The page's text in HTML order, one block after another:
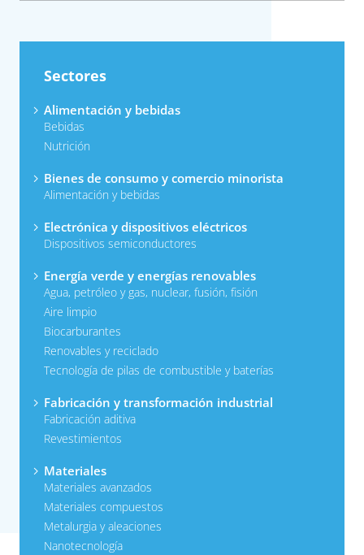
Sectores
Alimentación y bebidas
Bebidas
Nutrición
Bienes de consumo y comercio minorista
Alimentación y bebidas
Electrónica y dispositivos eléctricos
Dispositivos semiconductores
Energía verde y energías renovables
Agua, petróleo y gas, nuclear, fusión, fisión
Aire limpio
Biocarburantes
Renovables y reciclado
Tecnología de pilas de combustible y baterías
Fabricación y transformación industrial
Fabricación aditiva
Revestimientos
Materiales
Materiales avanzados
Materiales compuestos
Metalurgia y aleaciones
Nanotecnología